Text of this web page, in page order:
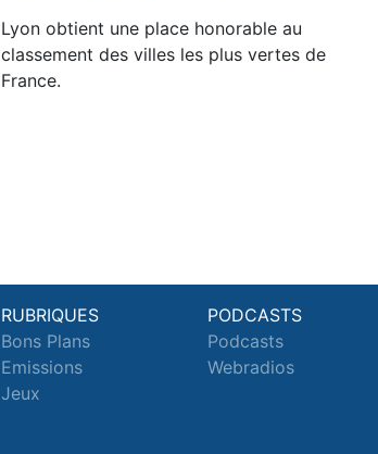
Lyon obtient une place honorable au
classement des villes les plus vertes de
France.
RUBRIQUES
Bons Plans
Emissions
Jeux
PODCASTS
Podcasts
Webradios